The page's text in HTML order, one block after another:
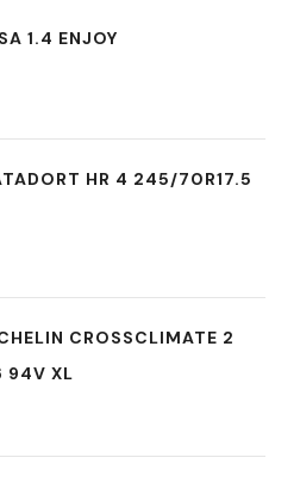
1.4 ENJOY
HR 4 245/70R17.5
CROSSCLIMATE 2
94V XL